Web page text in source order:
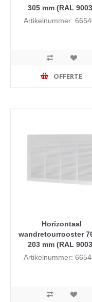
305 mm (RAL
Artikelnummer:
OFFERTE
Horizontaal
wandretourrooster
203 mm (RAL
Artikelnummer: